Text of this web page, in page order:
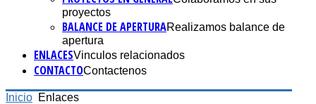
proyectos
BALANCE DE APERTURARealizamos balance de
apertura
ENLACESVinculos relacionados
CONTACTOContactenos
Inicio Enlaces